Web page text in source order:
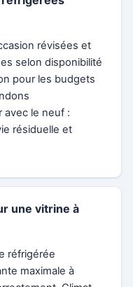
révisées et
selon disponibilité
pour les budgets
avec le neuf :
résiduelle et
une vitrine à
réfrigérée
maximale à